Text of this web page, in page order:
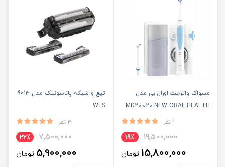
مسواک واترجت اورال-بی مدل
MD20.020 NEW ORAL HEALTH
1 نفر
19,500,000 19٪
15,800,000 تومان
تیغ و شبکه پاناسونیک مدل 9013
WES
3 نفر
7,500,000 22٪
5,900,000 تومان